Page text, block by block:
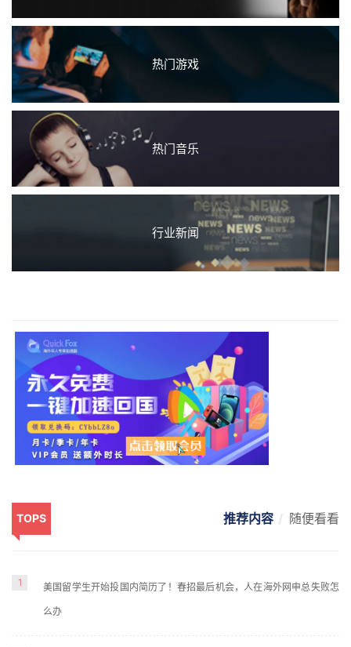
热门游戏
热门音乐
行业新闻
TOPS 推荐内容 随便看看
1 美国留学生开始投国内简历了！春招最后机会，人在海外网申总失败怎
么办